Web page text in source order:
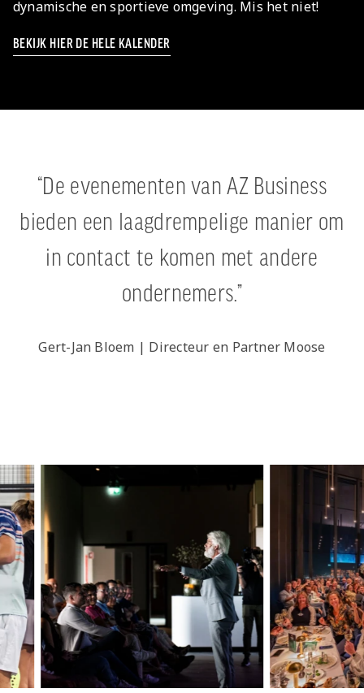
dynamische en sportieve omgeving. Mis het niet!
BEKIJK HIER DE HELE KALENDER
De evenementen van AZ Business
bieden een laagdrempelige manier om
in contact te komen met andere
ondernemers.
Gert-Jan Bloem | Directeur en Partner Moose